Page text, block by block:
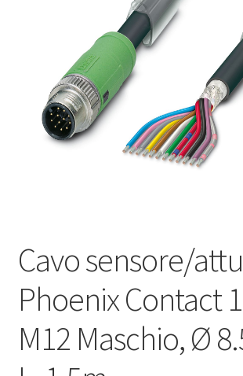
Оставить отзыв
Оформление заказа
Подтверждение заказа
Cavo sensore/
Phoenix Contact
M12 Maschio, Ø